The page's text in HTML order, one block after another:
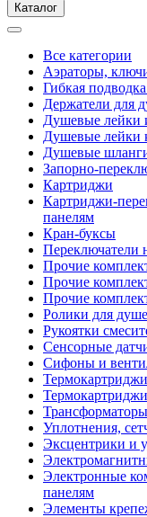
Каталог
Все категории
Аэраторы,
Гибкая
Держатели для
Душевые лейки
Душевые лейки
Душевые
Запорно-
Картриджи
Картриджи-
панелям
Кран-буксы
Переключатели
Прочие
Прочие
Прочие
Ролики для
Рукоятки
Сенсорные
Сифоны и
Термокартриджи
Уплотнения,
Эксцентрики и
Электронные
панелям
Элементы